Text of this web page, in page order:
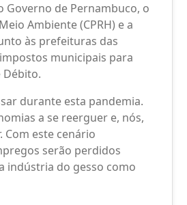
Governo de Pernambuco, o
Ambiente (CPRH) e a
às prefeituras das
municipais para
Débito.
durante esta pandemia.
a se reerguer e, nós,
este cenário
serão perdidos
indústria do gesso como